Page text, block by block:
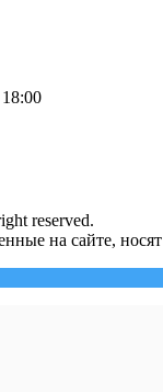
reserved.
на сайте,